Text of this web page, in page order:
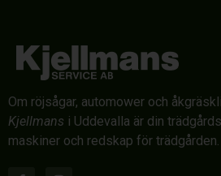
Om röjsågar, automower och
Kjellmans i Uddevalla är din
maskiner och redskap för trädgården.